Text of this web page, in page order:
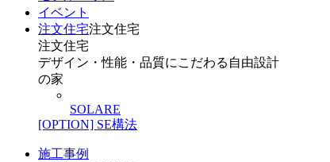
イベント
注文住宅注文住宅
注文住宅
デザイン・性能・品質にこだわる自由設計
の家
SOLARE
[OPTION] SE構法
施工事例